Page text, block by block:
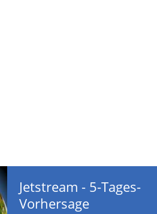
Jetstream - 5-Tages-
Vorhersage